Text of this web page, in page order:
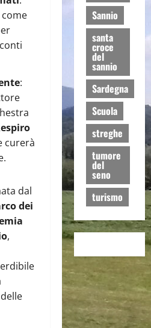
:
curerà
dal
dei
,
Sannio
santa
croce
del
sannio
Sardegna
Scuola
streghe
tumore
del
seno
turismo